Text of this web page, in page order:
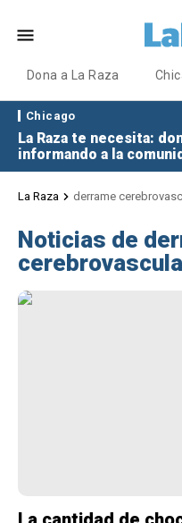
Dona a La Raza
Chicago
La Raza te necesita:
informando a la
La Raza derrame
Noticias de